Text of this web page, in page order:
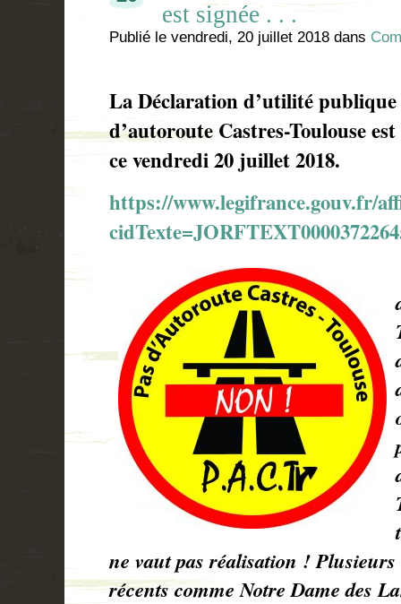
est signée . . .
Publié le vendredi, 20 juillet 2018 dans
La Déclaration d’utilité
d’autoroute Castres-Toulouse
ce vendredi 20 juillet 2018.
https://www.legifrance.gouv.fr/
ne vaut pas réalisation !
récents comme Notre Dame des